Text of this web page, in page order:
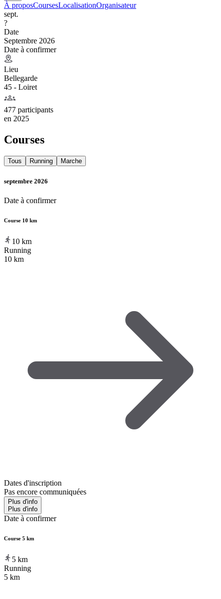
À proposCoursesLocalisationOrganisateur
sept.
?
Date
Septembre 2026
Date à confirmer
Lieu
Bellegarde
45 - Loiret
477 participants
en 2025
Courses
Tous Running Marche
septembre 2026
Date à confirmer
Course 10 km
10 km
Running
10 km
Dates d'inscription
Pas encore communiquées
Plus d'info
Plus d'info
Date à confirmer
Course 5 km
5 km
Running
5 km